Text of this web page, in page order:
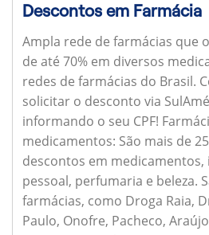
Descontos em Farmácia
Ampla rede de farmácias que
de até 70% em diversos
redes de farmácias do Brasil.
solicitar o desconto via
informando o seu CPF!
medicamentos: São mais de
descontos em medicamentos,
pessoal, perfumaria e beleza.
farmácias, como Droga Raia,
Paulo, Onofre, Pacheco,